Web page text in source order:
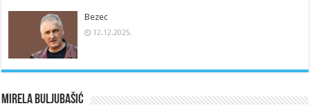
Bezec
12.12.2025.
Mirela Buljubašić